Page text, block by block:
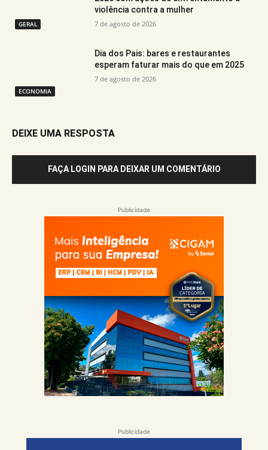
GERAL
violência contra a mulher
7 de agosto de 2026
ECONOMIA
Dia dos Pais: bares e restaurantes
esperam faturar mais do que em 2025
7 de agosto de 2026
DEIXE UMA RESPOSTA
FAÇA LOGIN PARA DEIXAR UM COMENTÁRIO
Publicidade
Publicidade